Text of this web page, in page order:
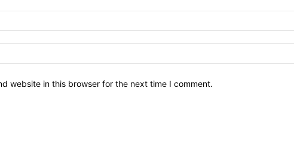
website in this browser for the next time I comment.